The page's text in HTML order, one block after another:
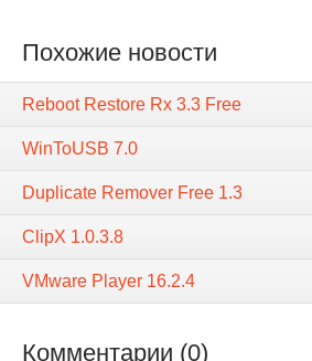
Похожие новости
Reboot Restore Rx 3.3 Free
WinToUSB 7.0
Duplicate Remover Free 1.3
ClipX 1.0.3.8
VMware Player 16.2.4
Комментарии (0)